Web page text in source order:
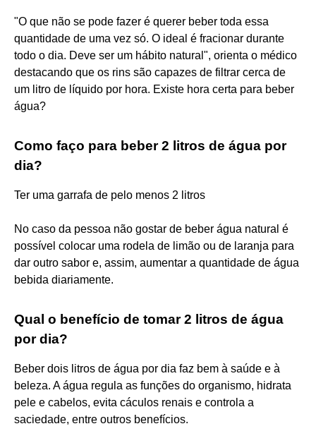
"O que não se pode fazer é querer beber toda essa
quantidade de uma vez só. O ideal é fracionar durante
todo o dia. Deve ser um hábito natural", orienta o médico
destacando que os rins são capazes de filtrar cerca de
um litro de líquido por hora. Existe hora certa para beber
água?
Como faço para beber 2 litros de água por
dia?
Ter uma garrafa de pelo menos 2 litros
No caso da pessoa não gostar de beber água natural é
possível colocar uma rodela de limão ou de laranja para
dar outro sabor e, assim, aumentar a quantidade de água
bebida diariamente.
Qual o benefício de tomar 2 litros de água
por dia?
Beber dois litros de água por dia faz bem à saúde e à
beleza. A água regula as funções do organismo, hidrata
pele e cabelos, evita cáculos renais e controla a
saciedade, entre outros benefícios.